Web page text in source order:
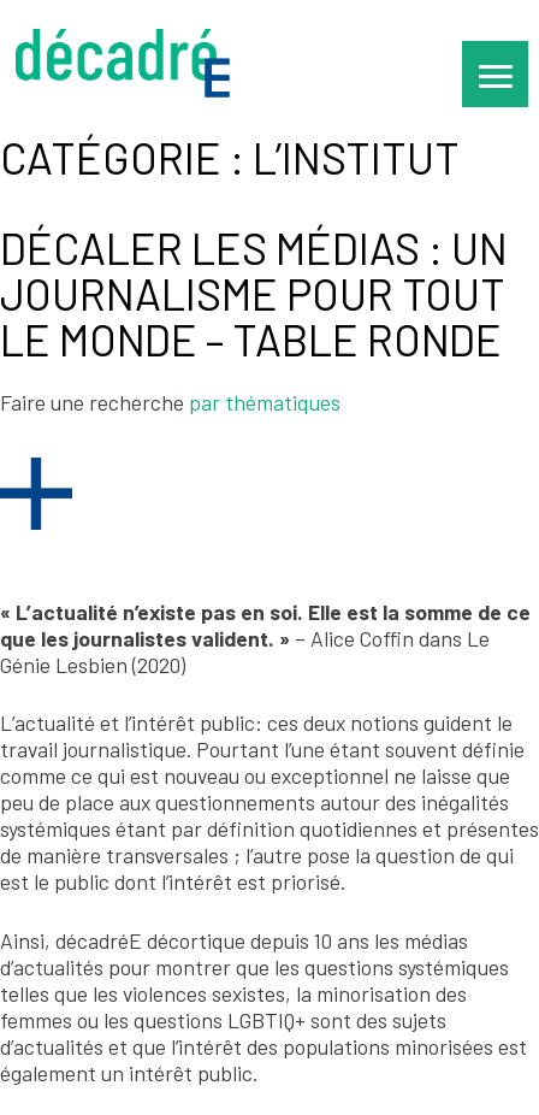
Skip
to
CATÉGORIE : L’INSTITUT
DÉCALER LES MÉDIAS : UN
JOURNALISME POUR TOUT
LE MONDE – TABLE RONDE
Faire une recherche par thématiques
« L’actualité n’existe pas en soi. Elle est la somme de ce
que les journalistes valident. » – Alice Coffin dans Le
Génie Lesbien (2020)
L’actualité et l’intérêt public: ces deux notions guident le
travail journalistique. Pourtant l’une étant souvent définie
comme ce qui est nouveau ou exceptionnel ne laisse que
peu de place aux questionnements autour des inégalités
systémiques étant par définition quotidiennes et présentes
de manière transversales ; l’autre pose la question de qui
est le public dont l’intérêt est priorisé.
Ainsi, décadréE décortique depuis 10 ans les médias
d’actualités pour montrer que les questions systémiques
telles que les violences sexistes, la minorisation des
femmes ou les questions LGBTIQ+ sont des sujets
d’actualités et que l’intérêt des populations minorisées est
également un intérêt public.